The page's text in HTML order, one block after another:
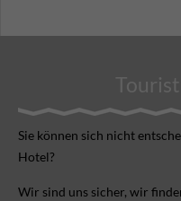
Sie können sich nicht
Hotel?
Wir sind uns sicher, wir